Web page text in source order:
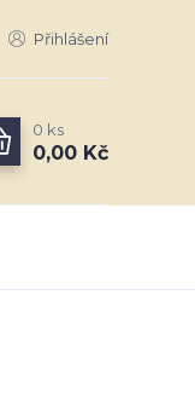
Přihlášení
0 ks
0,00 Kč